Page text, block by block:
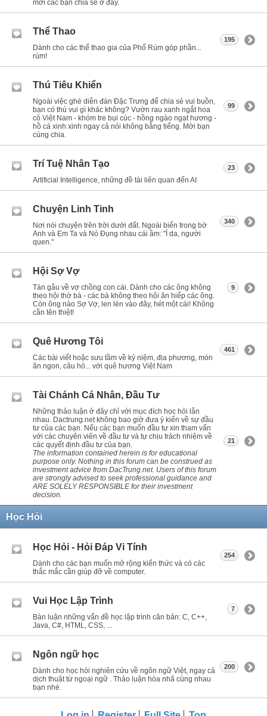
mời các bạn chia sẻ ở đây.
Thể Thao
Dành cho các thể thao gia của Phố Rùm góp phần...
rùm!
195
Thú Tiêu Khiển
Ngoài việc ghé diễn đàn Đặc Trưng để chia sẻ vui buồn,
bạn có thú vui gì khác không? Vườn rau xanh ngắt hoa
cỏ Việt Nam - khóm tre bụi cúc - hồng ngào ngạt hương -
hồ cá xinh xinh ngay cả nói không bằng tiếng. Mời bạn
cùng chia.
99
Trí Tuệ Nhân Tạo
Artificial Intelligence, những đề tài liên quan đến AI
23
Chuyện Linh Tinh
Nơi nói chuyện trên trời dưới đất. Ngoài biển trong bờ
Anh và Em Ta và Nó Đụng nhau cái ầm: "Í da, người
quen."
340
Hội Sợ Vợ
Tán gẫu về vợ chồng con cái. Dành cho các ông không
theo hội thờ bà - các bà không theo hội ăn hiếp các ông.
Còn ông nào Sợ Vợ, len lén vào đây, hét một cái! Không
cần tên thiệt!
9
Quê Hương Tôi
Các bài viết hoặc sưu tầm về kỷ niệm, địa phương, món
ăn ngon, câu hò... với quê hương Việt Nam
461
Tài Chánh Cá Nhân, Đầu Tư
Những thảo luận ở đây chỉ với mục đích học hỏi lẫn
nhau. Dactrung.net không bao giờ đưa ý kiến về sự đầu
tư của các bạn. Nếu các bạn muốn đầu tư xin tham vấn
với các chuyên viên về đầu tư và tự chịu trách nhiệm về
các quyết định đầu tư của bạn.
The information contained herein is for educational
purpose only. Nothing in this forum can be construed as
investment advice from DacTrung.net. Users of this forum
are strongly advised to seek professional guidance and
ARE SOLELY RESPONSIBLE for their investment
decision.
21
Học Hỏi
Học Hỏi - Hỏi Ðáp Vi Tính
Dành cho các bạn muốn mở rộng kiến thức và có các
thắc mắc cần giúp đỡ về computer.
254
Vui Học Lập Trình
Bàn luận những vấn đề học lập trình căn bản: C, C++,
Java, C#, HTML, CSS, ...
7
Ngôn ngữ học
Dành cho học hỏi nghiên cứu về ngôn ngữ Việt, ngay cả
dịch thuật từ ngoại ngữ . Thảo luận hòa nhã cùng nhau
bạn nhé.
200